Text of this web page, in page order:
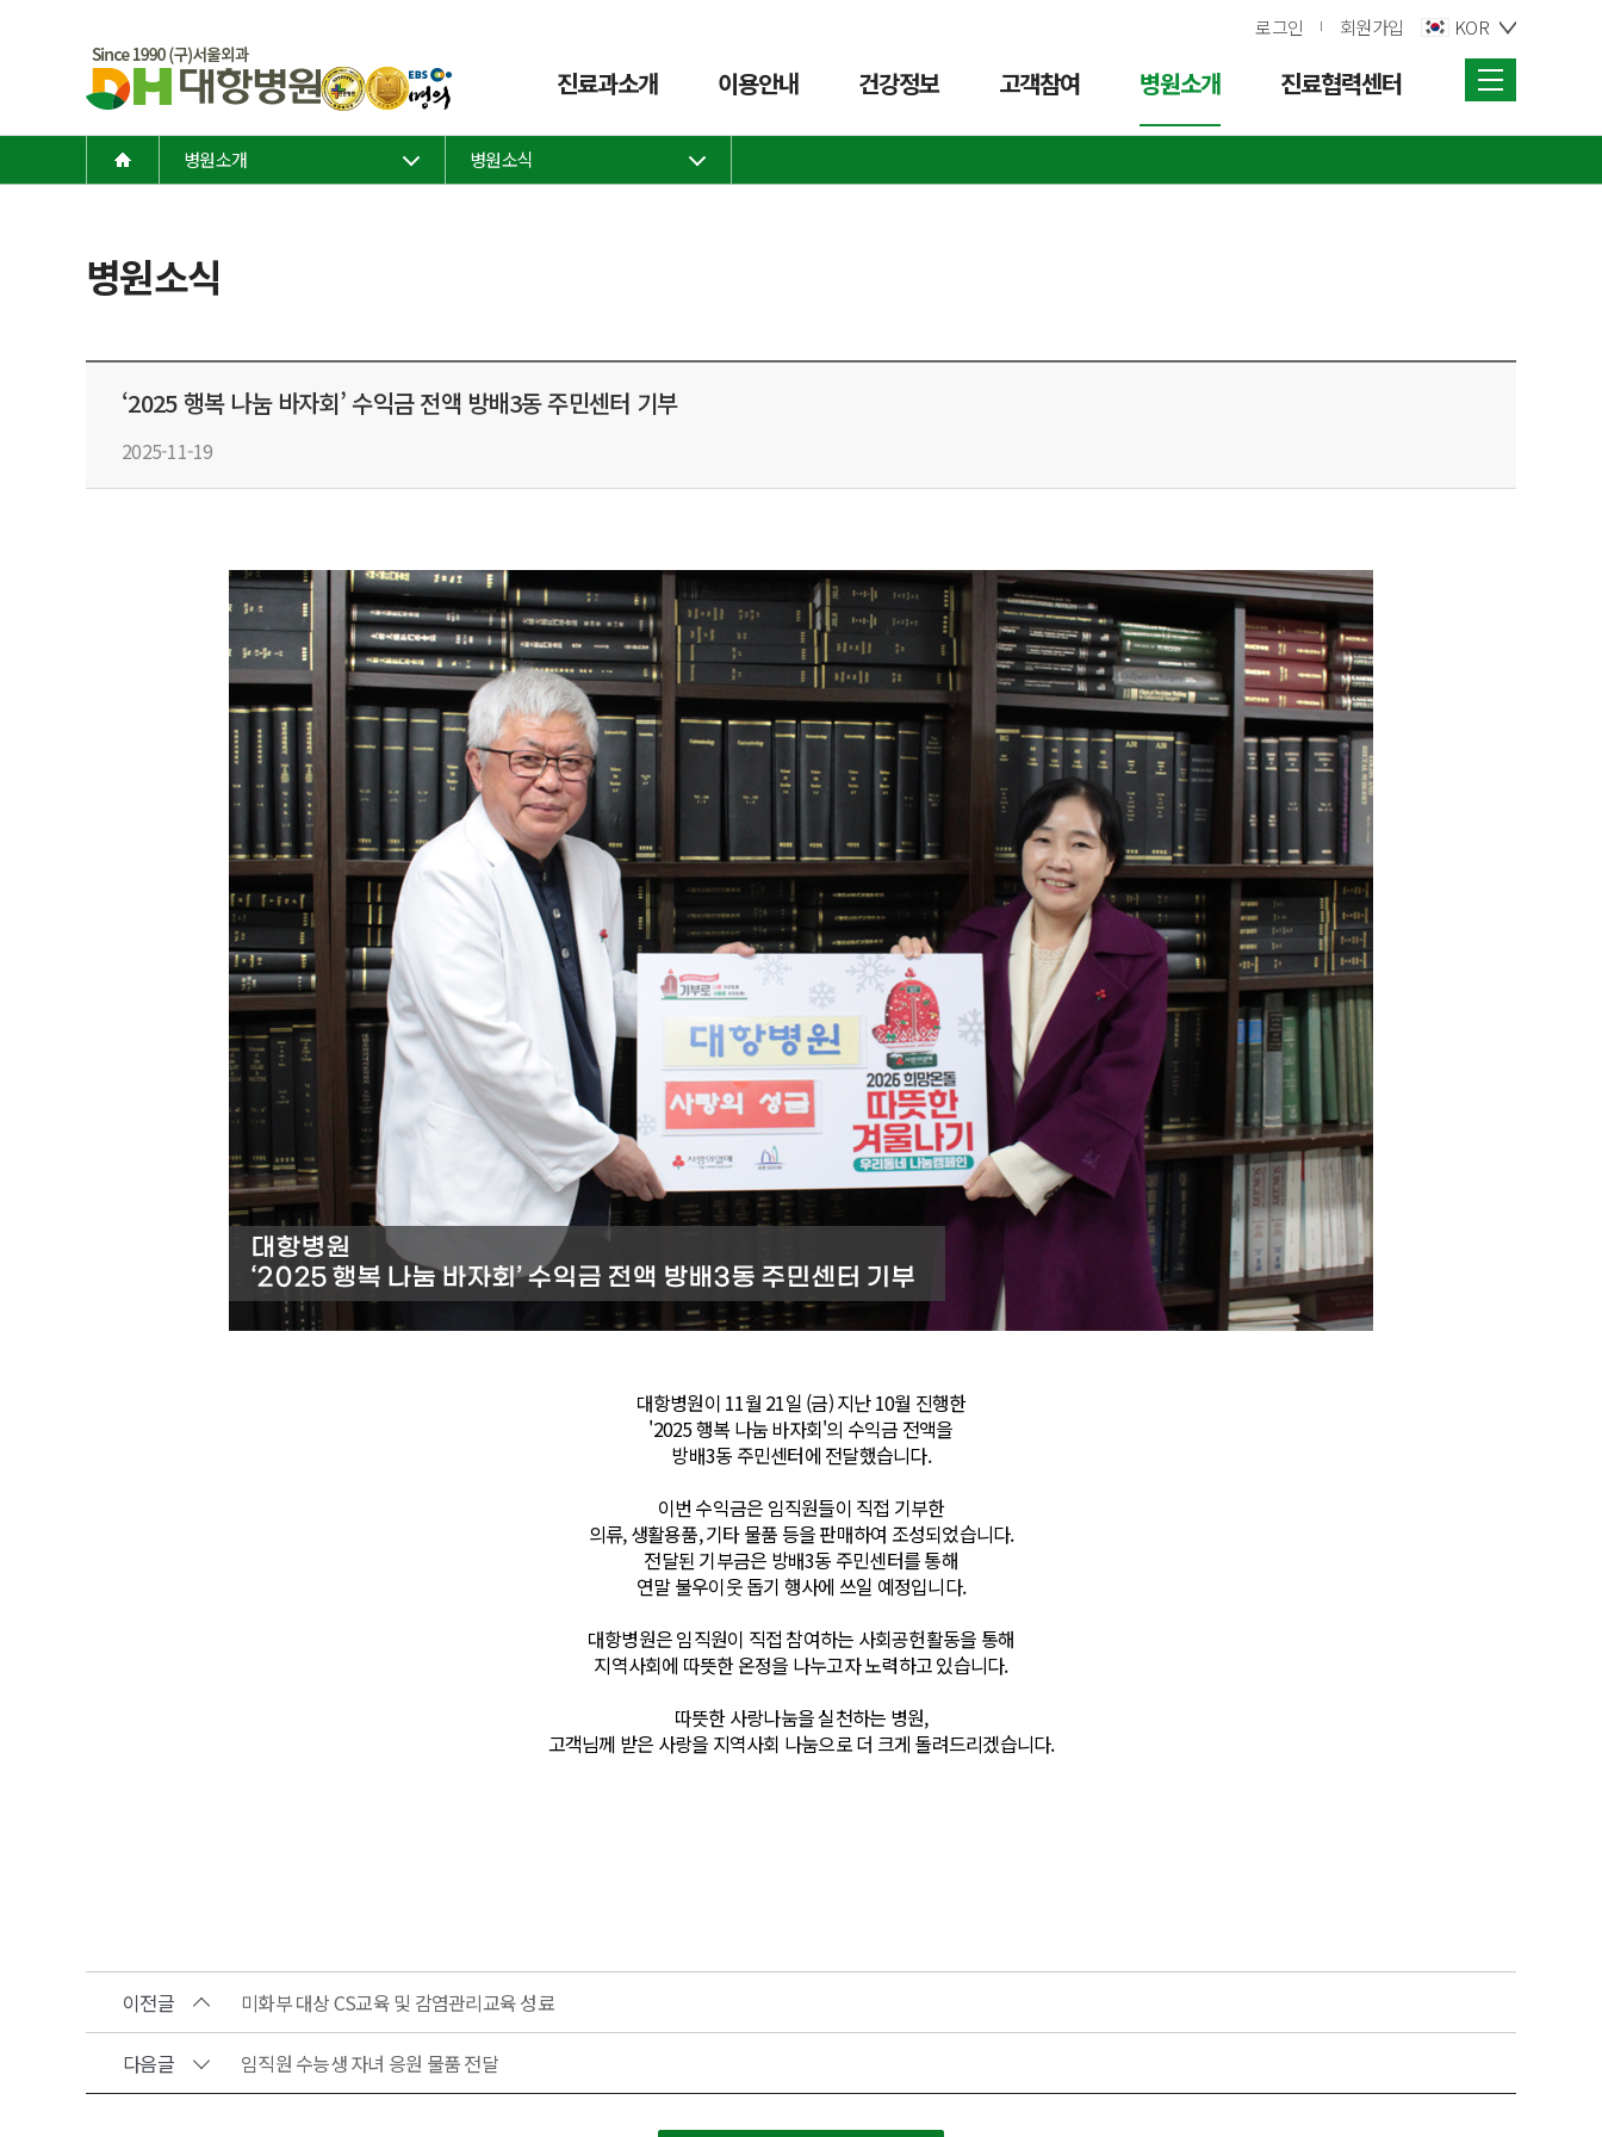
로그인 회원가입 KOR
진료과소개 이용안내 건강정보 고객참여 병원소개 진료협력센터
병원소개 병원소식
병원소식
‘2025 행복 나눔 바자회’ 수익금 전액 방배3동 주민센터 기부
2025-11-19
대항병원이 11월 21일 (금) 지난 10월 진행한
'2025 행복 나눔 바자회'의 수익금 전액을
방배3동 주민센터에 전달했습니다.
이번 수익금은 임직원들이 직접 기부한
의류, 생활용품, 기타 물품 등을 판매하여 조성되었습니다.
전달된 기부금은 방배3동 주민센터를 통해
연말 불우이웃 돕기 행사에 쓰일 예정입니다.
대항병원은 임직원이 직접 참여하는 사회공헌활동을 통해
지역사회에 따뜻한 온정을 나누고자 노력하고 있습니다.
따뜻한 사랑나눔을 실천하는 병원,
고객님께 받은 사랑을 지역사회 나눔으로 더 크게 돌려드리겠습니다.
이전글 미화부 대상 CS교육 및 감염관리교육 성료
다음글 임직원 수능생 자녀 응원 물품 전달